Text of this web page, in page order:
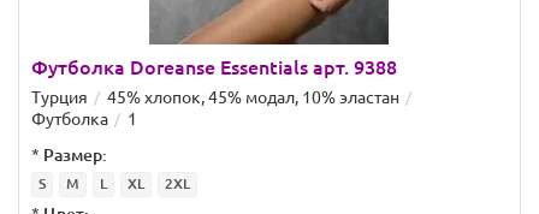
Футболка Doreanse Essentials арт. 9388
Турция
45% хлопок, 45% модал, 10% эластан
Футболка
1
* Размер:
S M L XL 2XL